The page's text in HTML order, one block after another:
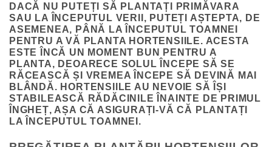
DACĂ NU PUTEȚI SĂ PLANTAȚI PRIMĂVARA
SAU LA ÎNCEPUTUL VERII, PUTEȚI AȘTEPTA, DE
ASEMENEA, PÂNĂ LA ÎNCEPUTUL TOAMNEI
PENTRU A VĂ PLANTA HORTENSIILE. ACESTA
ESTE ÎNCĂ UN MOMENT BUN PENTRU A
PLANTA, DEOARECE SOLUL ÎNCEPE SĂ SE
RĂCEASCĂ ȘI VREMEA ÎNCEPE SĂ DEVINĂ MAI
BLÂNDĂ. HORTENSIILE AU NEVOIE SĂ ÎȘI
STABILEASCĂ RĂDĂCINILE ÎNAINTE DE PRIMUL
ÎNGHEȚ, AȘA CĂ ASIGURAȚI-VĂ CĂ PLANTAȚI
LA ÎNCEPUTUL TOAMNEI.